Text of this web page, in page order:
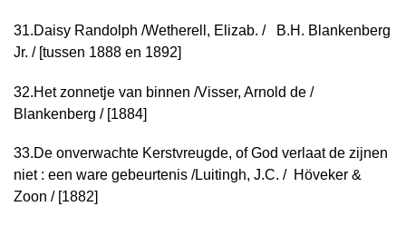
31.Daisy Randolph /Wetherell, Elizab. / B.H. Blankenberg
Jr. / [tussen 1888 en 1892]
32. Het zonnetje van binnen /Visser, Arnold de /
Blankenberg / [1884]
33.De onverwachte Kerstvreugde, of God verlaat de zijnen
niet : een ware gebeurtenis /Luitingh, J.C. / Höveker &
Zoon / [1882]